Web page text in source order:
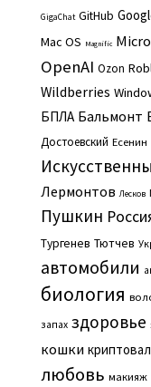
GigaChat GitHub
Mac OS Magnific
OpenAI Ozon
Wildberries
БПЛА Бальмонт
Достоевский Есенин
Лермонтов Лесков
Пушкин
Тургенев Тютчев
автомобили
биология
запах здоровье
кошки
любовь макияж